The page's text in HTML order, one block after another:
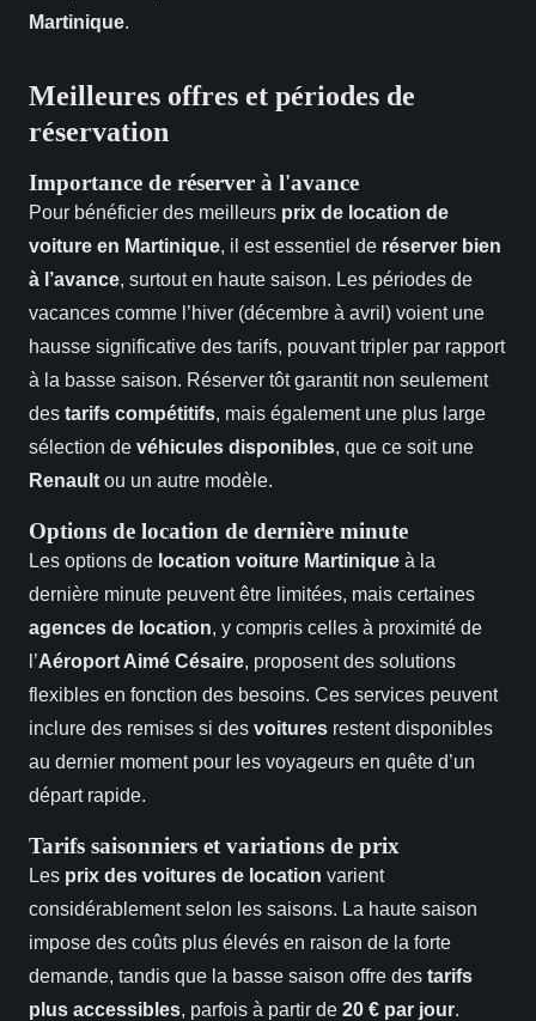
Martinique.
Meilleures offres et périodes de
réservation
Importance de réserver à l'avance
Pour bénéficier des meilleurs prix de location de
voiture en Martinique, il est essentiel de réserver bien
à l’avance, surtout en haute saison. Les périodes de
vacances comme l’hiver (décembre à avril) voient une
hausse significative des tarifs, pouvant tripler par rapport
à la basse saison. Réserver tôt garantit non seulement
des tarifs compétitifs, mais également une plus large
sélection de véhicules disponibles, que ce soit une
Renault ou un autre modèle.
Options de location de dernière minute
Les options de location voiture Martinique à la
dernière minute peuvent être limitées, mais certaines
agences de location, y compris celles à proximité de
l’Aéroport Aimé Césaire, proposent des solutions
flexibles en fonction des besoins. Ces services peuvent
inclure des remises si des voitures restent disponibles
au dernier moment pour les voyageurs en quête d’un
départ rapide.
Tarifs saisonniers et variations de prix
Les prix des voitures de location varient
considérablement selon les saisons. La haute saison
impose des coûts plus élevés en raison de la forte
demande, tandis que la basse saison offre des tarifs
plus accessibles, parfois à partir de 20 € par jour.